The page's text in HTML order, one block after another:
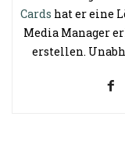
Cards hat er eine
Media Manager
erstellen.